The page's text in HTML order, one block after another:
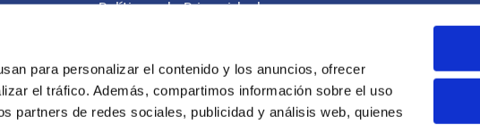
para personalizar el contenido y los anuncios, ofrecer
el tráfico. Además, compartimos información sobre el uso
partners de redes sociales, publicidad y análisis web, quienes
Políticas de Privacidad
Cambios y Devoluciones
Centro de información
Libro de